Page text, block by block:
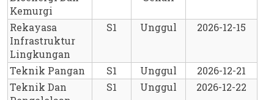
Kemurgi
Rekayasa
Infrastruktur
Lingkungan
S1 Unggul 2026-12-15
Teknik Pangan S1 Unggul
2026-12-21
Teknik Dan
S1 Unggul 2026-12-22